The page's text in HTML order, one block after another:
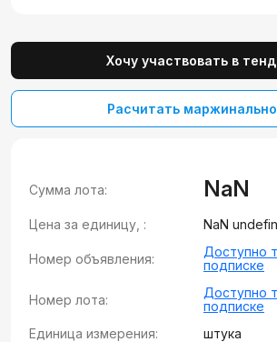
Хочу участвовать в
Расчитать
Сумма лота: NaN
Цена за единицу, : NaN
Номер объявления:
Доступно
подписке
Номер лота:
Доступно
подписке
Единица измерения:
штука